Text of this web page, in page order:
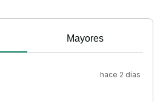
Mayores
hace 2 días